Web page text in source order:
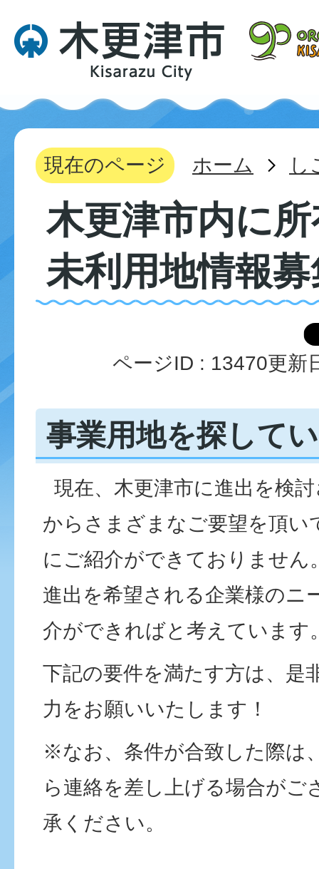
現在のページ ホーム し
木更津市内に
未利用地情報
ページID : 13470更新
事業用地を探して
現在、木更津市に進出を検
からさまざまなご要望を頂い
にご紹介ができておりません
進出を希望される企業様のニ
介ができればと考えています
下記の要件を満たす方は、是
力をお願いいたします！
※なお、条件が合致した際は
ら連絡を差し上げる場合がご
承ください。